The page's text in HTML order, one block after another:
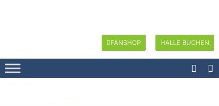
FANSHOP HALLE BUCHEN